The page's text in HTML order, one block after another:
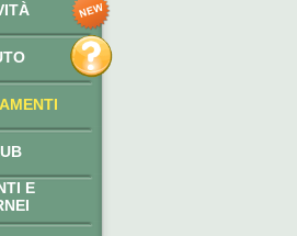
E